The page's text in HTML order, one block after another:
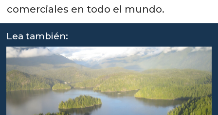
comerciales en todo el mundo.
Lea también: